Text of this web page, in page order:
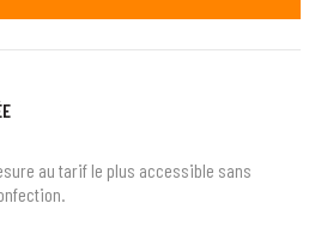
au tarif le plus accessible sans